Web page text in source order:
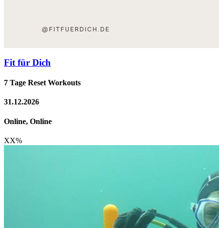
Fit für Dich
7 Tage Reset Workouts
31.12.2026
Online, Online
XX%